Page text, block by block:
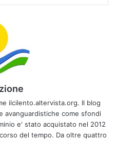
ilcilento.altervista.org. Il blog
avanguardistiche come sfondi
e' stato acquistato nel 2012
del tempo. Da oltre quattro